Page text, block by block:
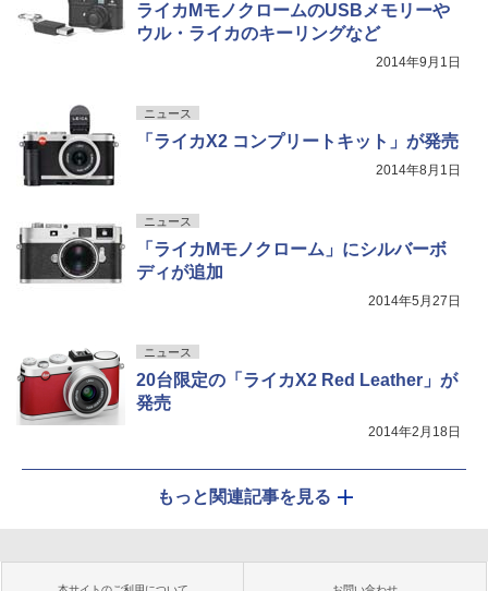
ライカMモノクロームのUSBメモリーや
ウル・ライカのキーリングなど
2014年9月1日
ニュース
「ライカX2 コンプリートキット」が発売
2014年8月1日
ニュース
「ライカMモノクローム」にシルバーボ
ディが追加
2014年5月27日
ニュース
20台限定の「ライカX2 Red Leather」が
発売
2014年2月18日
もっと関連記事を見る